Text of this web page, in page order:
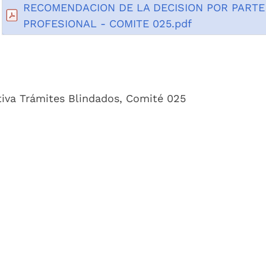
RECOMENDACION DE LA DECISION POR
PROFESIONAL - COMITE 025.pdf
Trámites Blindados, Comité 025